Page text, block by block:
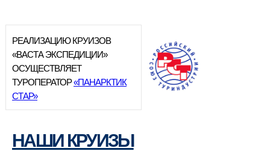
РЕАЛИЗАЦИЮ КРУИЗОВ
«ВАСТА ЭКСПЕДИЦИИ»
ОСУЩЕСТВЛЯЕТ
ТУРОПЕРАТОР«ПАНАРКТИК
СТАР»
НАШИ КРУИЗЫ